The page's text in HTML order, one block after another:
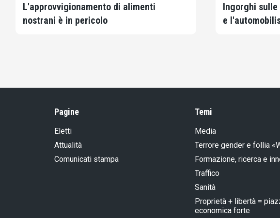
L'approvvigionamento di alimenti
nostrani è in pericolo
Ingorghi
e
Pagine
Eletti
Attualità
Comunicati stampa
Temi
Media
Terrore gender e follia
Formazione, ricerca e
Traffico
Sanità
Proprietà + libertà =
economica forte